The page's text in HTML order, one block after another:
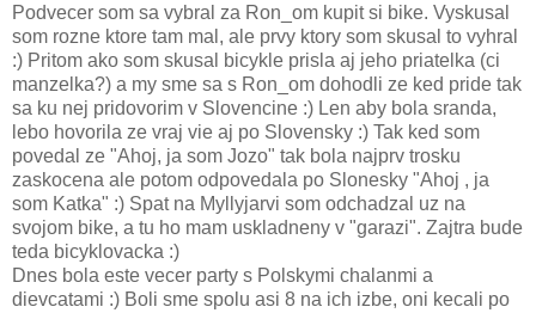
Podvecer som sa vybral za Ron_om kupit si bike. Vyskusal
som rozne ktore tam mal, ale prvy ktory som skusal to vyhral
:) Pritom ako som skusal bicykle prisla aj jeho priatelka (ci
manzelka?) a my sme sa s Ron_om dohodli ze ked pride tak
sa ku nej pridovorim v Slovencine :) Len aby bola sranda,
lebo hovorila ze vraj vie aj po Slovensky :) Tak ked som
povedal ze "Ahoj, ja som Jozo" tak bola najprv trosku
zaskocena ale potom odpovedala po Slonesky "Ahoj , ja
som Katka" :) Spat na Myllyjarvi som odchadzal uz na
svojom bike, a tu ho mam uskladneny v "garazi". Zajtra bude
teda bicyklovacka :)
Dnes bola este vecer party s Polskymi chalanmi a
dievcatami :) Boli sme spolu asi 8 na ich izbe, oni kecali po